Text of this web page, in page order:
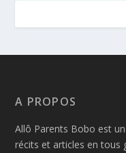
A PROPOS
Allô Parents Bobo est
récits et articles en tous